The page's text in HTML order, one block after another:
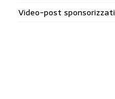
Video-post sponsorizzati